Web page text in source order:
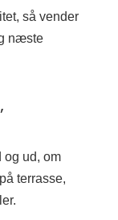
så vender
næste
og ud, om
terrasse,